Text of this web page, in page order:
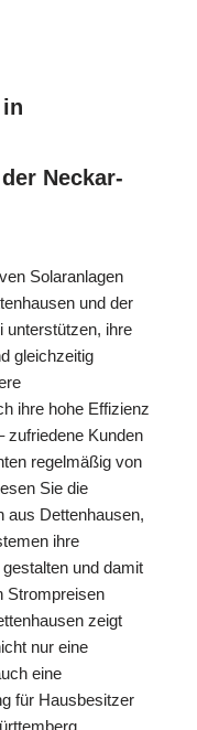
Neckar-
Solaranlagen
und der
unterstützen, ihre
gleichzeitig
ihre hohe Effizienz
zufriedene Kunden
regelmäßig von
Sie die
aus Dettenhausen,
ihre
und damit
Strompreisen
zeigt
nur eine
eine
für Hausbesitzer